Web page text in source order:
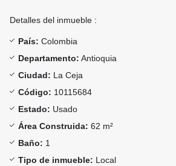
Detalles del inmueble :
País: Colombia
Departamento: Antioquia
Ciudad: La Ceja
Código: 10115684
Estado: Usado
Área Construida: 62 m²
Baño: 1
Tipo de inmueble: Local